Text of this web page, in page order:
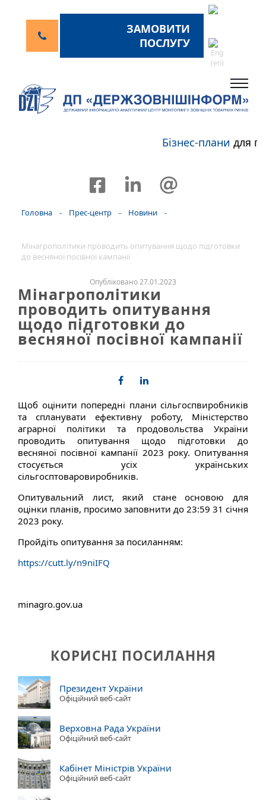
ЗАМОВИТИ
ПОСЛУГУ
Бізнес-планидля
Головна - Прес-центр - Новини -
Мінагрополітики проводить опитування щодо підготовки
до весняної посівної кампанії
Опубліковано 27.01.2023
Мінагрополітики
проводить опитування
щодо підготовки до
весняної посівної кампанії
Щоб оцінити попередні плани сільгоспвиробників
та спланувати ефективну роботу, Міністерство
аграрної політики та продовольства України
проводить опитування щодо підготовки до
весняної посівної кампанії 2023 року. Опитування
стосується усіх українських
сільгосптоваровиробників.
Опитувальний лист, який стане основою для
оцінки планів, просимо заповнити до 23:59 31 січня
2023 року.
Пройдіть опитування за посиланням:
https://cutt.ly/n9niIFQ
minagro.gov.ua
КОРИСНІ ПОСИЛАННЯ
Президент України
Офіційний веб-сайт
Верховна Рада України
Офіційний веб-сайт
Кабінет Міністрів України
Офіційний веб-сайт